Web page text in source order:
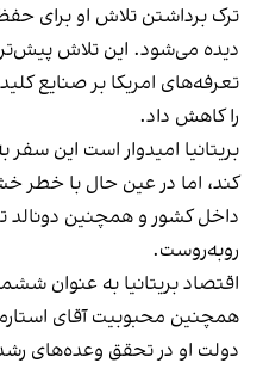
ترک برداشتن تلاش او برای
دیده می‌شود. این تلاش
تعرفه‌های امریکا بر صنایع
را کاهش داد.
بریتانیا امیدوار است این
کند، اما در عین حال با
داخل کشور و همچنین دونالد
روبه‌روست.
اقتصاد بریتانیا به عنوان
همچنین محبوبیت آقای
دولت او در تحقق وعده‌های